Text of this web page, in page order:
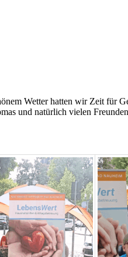
Wetter hatten wir Zeit für
und natürlich vielen